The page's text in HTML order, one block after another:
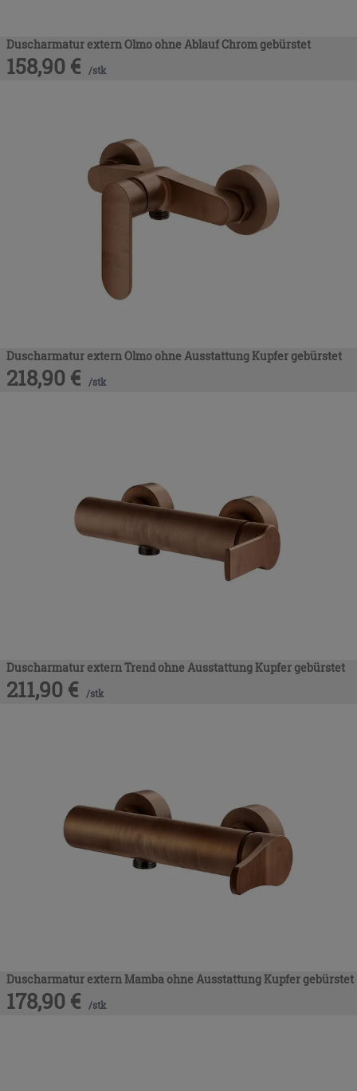
Duscharmatur extern Olmo ohne Ablauf Chrom gebürstet
158,90 € /stk
Duscharmatur extern Olmo ohne Ausstattung Kupfer gebürstet
218,90 € /stk
Duscharmatur extern Trend ohne Ausstattung Kupfer gebürstet
211,90 € /stk
Duscharmatur extern Mamba ohne Ausstattung Kupfer gebürstet
178,90 € /stk